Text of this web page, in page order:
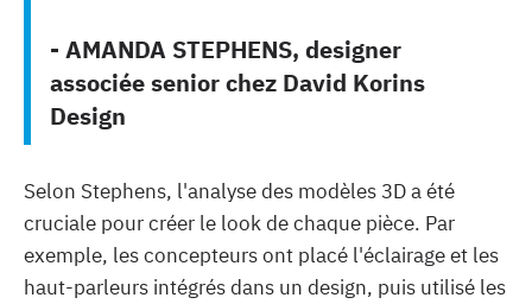
- AMANDA STEPHENS, designer
associée senior chez David Korins
Design
Selon Stephens, l'analyse des modèles 3D a été
cruciale pour créer le look de chaque pièce. Par
exemple, les concepteurs ont placé l'éclairage et les
haut-parleurs intégrés dans un design, puis utilisé les